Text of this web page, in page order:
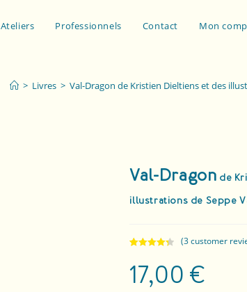
Ateliers Professionnels Contact Mon
> Livres > Val-Dragon de Kristien Dieltiens et des
Val-Dragon de
illustrations de Seppe
out of 5
based on
(3customer
17,00 €